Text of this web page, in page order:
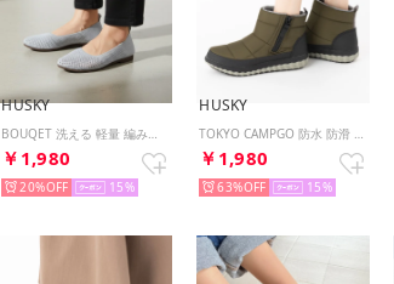
HUSKY
￥1,980
20% 15
HUSKY
￥1,980
63% 15